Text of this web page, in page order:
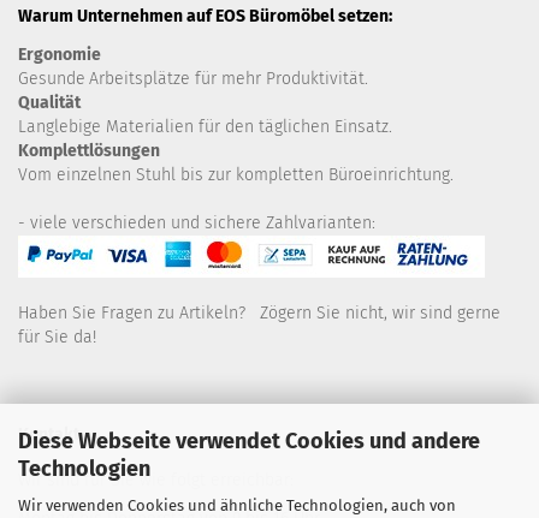
Diese Webseite verwendet Cookies und andere
Technologien
Wir verwenden Cookies und ähnliche Technologien, auch von
Warum Unternehmen auf EOS Büromöbel setzen:
Ergonomie
Gesunde Arbeitsplätze für mehr Produktivität.
Qualität
Langlebige Materialien für den täglichen Einsatz.
Komplettlösungen
Vom einzelnen Stuhl bis zur kompletten Büroeinrichtung.
- viele verschieden und sichere Zahlvarianten:
Haben Sie Fragen zu Artikeln? Zögern Sie nicht, wir sind gerne
für Sie da!
Kontakt
Wir sind für Sie wie folgt erreichbar: